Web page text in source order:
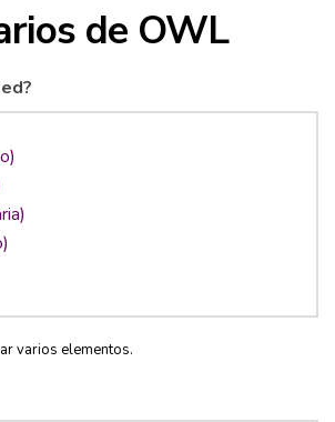
de OWL
varios elementos.